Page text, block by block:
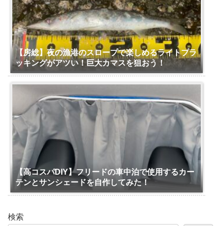
【房総】夜の漁港のスロープで楽しめるライトプラ
ッキングがアツい！巨大カマスを狙おう！
【高コスパDIY】フリードの車中泊で使用するカー
テンとサンシェードを自作してみた！
検索